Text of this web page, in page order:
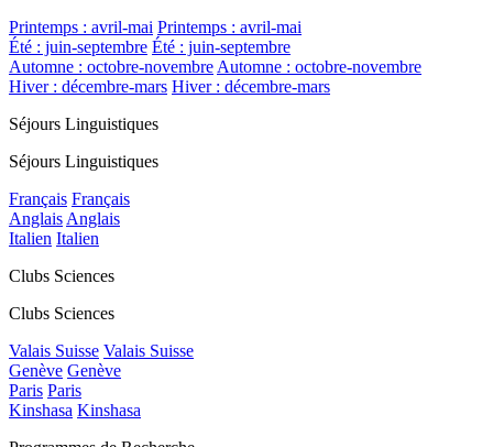
Printemps : avril-mai Printemps : avril-mai
Été : juin-septembre Été : juin-septembre
Automne : octobre-novembre Automne : octobre-novembre
Hiver : décembre-mars Hiver : décembre-mars
Séjours Linguistiques
Séjours Linguistiques
Français Français
Anglais Anglais
Italien Italien
Clubs Sciences
Clubs Sciences
Valais Suisse Valais Suisse
Genève Genève
Paris Paris
Kinshasa Kinshasa